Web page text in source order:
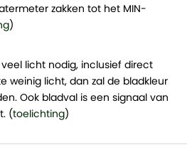
zakken tot het MIN-
)
licht nodig, inclusief direct
weinig licht, dan zal de bladkleur
Ook bladval is een signaal van
(toelichting)